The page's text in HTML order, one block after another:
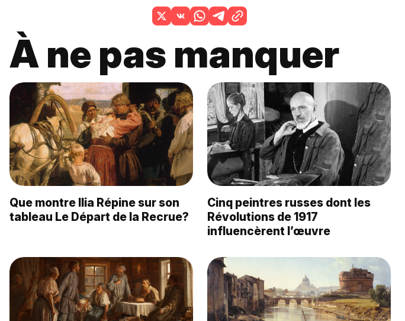
À ne pas manquer
Que montre Ilia Répine sur son
tableau Le Départ de la Recrue?
Cinq peintres russes dont les
Révolutions de 1917
influencèrent l’œuvre